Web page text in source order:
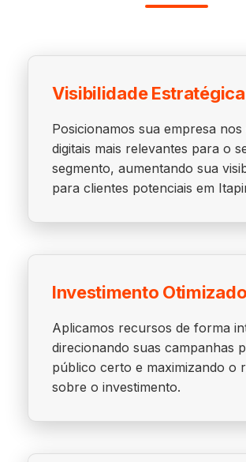
Visibilidade Estratégica
Posicionamos sua empresa nos
digitais mais relevantes para o
segmento, aumentando sua
para clientes potenciais em
Investimento Otimizado
Aplicamos recursos de forma
direcionando suas campanhas
público certo e maximizando o
sobre o investimento.